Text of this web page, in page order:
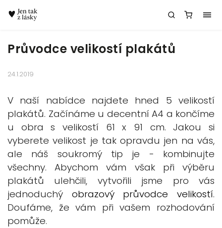
Průvodce velikostí plakátů
24.1.2019
V naší nabídce najdete hned 5 velikostí
plakátů. Začínáme u decentní A4 a končíme
u obra s velikostí 61 x 91 cm. Jakou si
vyberete velikost je tak opravdu jen na vás,
ale náš soukromý tip je - kombinujte
všechny. Abychom vám však při výběru
plakátů ulehčili, vytvořili jsme pro vás
jednoduchý obrazový průvodce velikostí.
Doufáme, že vám při vašem rozhodování
pomůže.